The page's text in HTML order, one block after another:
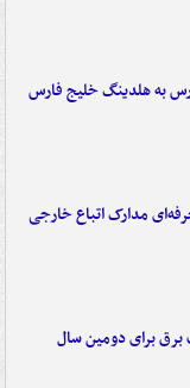
مدارک اتباع خارجی
برق برای دومین سال